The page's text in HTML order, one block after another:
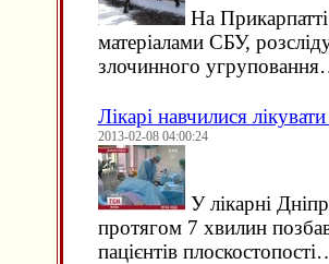
На Прикарпатті
матеріалами СБУ,
злочинного
Лікарі навчилися
2013-02-08 04:00:24
У лікарні
протягом 7 хвилин
пацієнтів